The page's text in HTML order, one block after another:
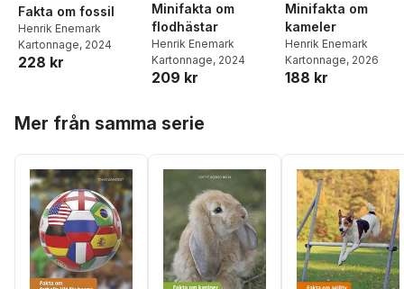
Fakta om fossil
Henrik Enemark
Kartonnage, 2024
228 kr
Minifakta om
flodhästar
Henrik Enemark
Kartonnage, 2024
209 kr
Minifakta om
kameler
Henrik Enemark
Kartonnage, 2026
188 kr
Mer från samma serie